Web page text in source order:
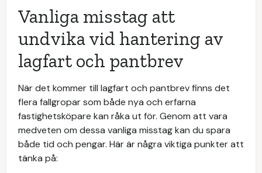
Vanliga misstag att
undvika vid hantering av
lagfart och pantbrev
När det kommer till lagfart och pantbrev finns det
flera fallgropar som både nya och erfarna
fastighetsköpare kan råka ut för. Genom att vara
medveten om dessa vanliga misstag kan du spara
både tid och pengar. Här är några viktiga punkter att
tänka på: